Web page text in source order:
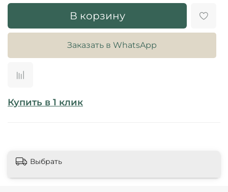
В корзину
Заказать в WhatsApp
Купить в 1 клик
Выбрать